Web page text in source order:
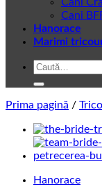
Cani
Hanorace
Marimi
Caută
Prima pagină /
Hanorace